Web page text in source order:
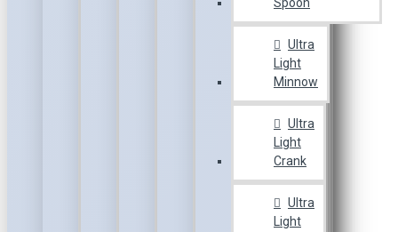
Ultra
Light
Minnow
Ultra
Light
Crank
Ultra
Light